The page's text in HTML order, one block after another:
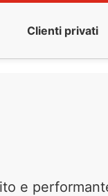
Clienti privati
e